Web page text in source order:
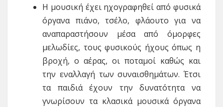
H μουσική έχει ηχογραφηθεί από φυσικά
όργανα πιάνο, τσέλο, φλάουτο για να
αναπαραστήσουν μέσα από όμορφες
μελωδίες, τους φυσικούς ήχους όπως η
βροχή, ο αέρας, οι ποταμοί καθώς και
την εναλλαγή των συναισθημάτων. Έτσι
τα παιδιά έχουν την δυνατότητα να
γνωρίσουν τα κλασικά μουσικά όργανα